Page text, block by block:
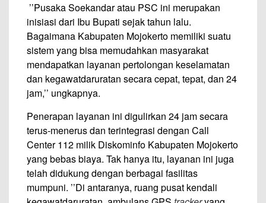
’’Pusaka Soekandar atau PSC ini merupakan
inisiasi dari Ibu Bupati sejak tahun lalu.
Bagaimana Kabupaten Mojokerto memiliki suatu
sistem yang bisa memudahkan masyarakat
mendapatkan layanan pertolongan keselamatan
dan kegawatdaruratan secara cepat, tepat, dan 24
jam,’’ ungkapnya.
Penerapan layanan ini digulirkan 24 jam secara
terus-menerus dan terintegrasi dengan Call
Center 112 milik Diskominfo Kabupaten Mojokerto
yang bebas biaya. Tak hanya itu, layanan ini juga
telah didukung dengan berbagai fasilitas
mumpuni. ’’Di antaranya, ruang pusat kendali